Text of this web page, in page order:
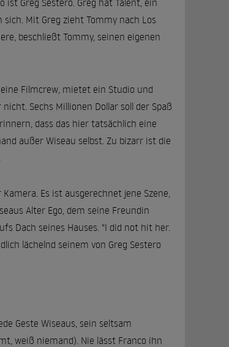
ist Greg Sestero. Greg hat Talent, ein
Mit Greg zieht Tommy nach Los
beschließt Tommy, seinen eigenen
Filmcrew, mietet ein Studio und
Sechs Millionen Dollar soll der Spaß
dass das hier tatsächlich eine
außer Wiseau selbst. Zu bizarr ist die
Es ist ausgerechnet jene Szene,
Alter Ego, dem seine Freundin
Dach seines Hauses. "I did not hit her.
lächelnd seinem von Greg Sestero
Geste Wiseaus, sein seltsam
weiß niemand). Nie lässt Franco ihn